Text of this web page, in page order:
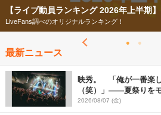
グ 2026年上半期】
ンキング！
最新ニュース
映秀。 「俺が一番楽
（笑）」――夏祭りを
ペシャルライブ『色祭
2026/08/07 (金)